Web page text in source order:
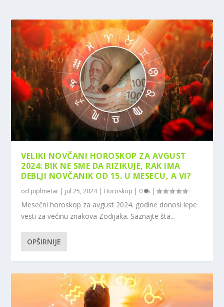
VELIKI NOVČANI HOROSKOP ZA AVGUST
2024: BIK NE SME DA RIZIKUJE, RAK IMA
DEBLJI NOVČANIK OD 15. U MESECU, A VI?
od piplmetar | jul 25, 2024| Horoskop | 0 |
Mesečni horoskop za avgust 2024. godine donosi lepe
vesti za većinu znakova Zodijaka. Saznajte šta...
OPŠIRNIJE